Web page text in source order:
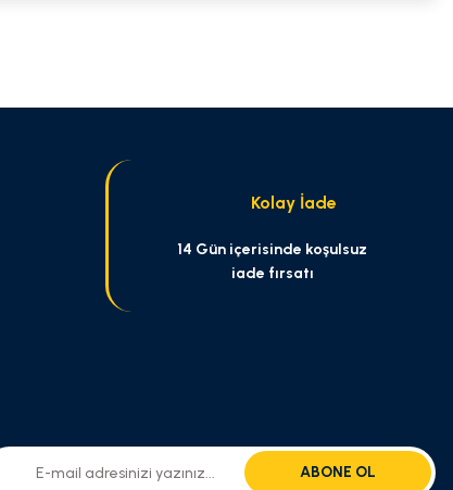
Kolay İade
14 Gün içerisinde koşulsuz
iade fırsatı
ABONE OL